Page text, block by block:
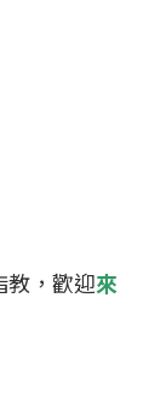
教，歡迎來